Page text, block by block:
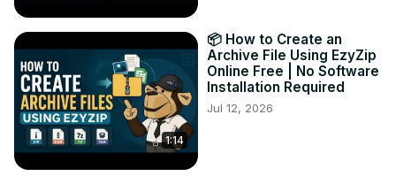
無需安裝？沒問題！隨時隨地從任何裝置提取 EGG 檔案—只
需輕按幾下滑鼠，無需任何軟體設定。
1:14
📦 How to Create an
Archive File Using EzyZip
Online Free | No Software
Installation Required
Jul 12, 2026